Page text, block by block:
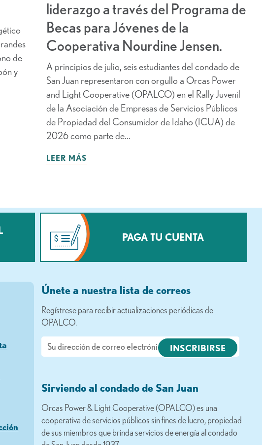
de
y
liderazgo a través del Programa de
Becas para Jóvenes de la
Cooperativa Nourdine Jensen.
A principios de julio, seis estudiantes del condado de
San Juan representaron con orgullo a Orcas Power
and Light Cooperative (OPALCO) en el Rally Juvenil
de la Asociación de Empresas de Servicios Públicos
de Propiedad del Consumidor de Idaho (ICUA) de
2026 como parte de...
LEER MÁS
PAGA TU CUENTA
Únete a nuestra lista de correos
Regístrese para recibir actualizaciones periódicas de
OPALCO.
Correo
electrónico
Sirviendo al condado de San Juan
Orcas Power & Light Cooperative (OPALCO) es una
cooperativa de servicios públicos sin fines de lucro, propiedad
de sus miembros que brinda servicios de energía al condado